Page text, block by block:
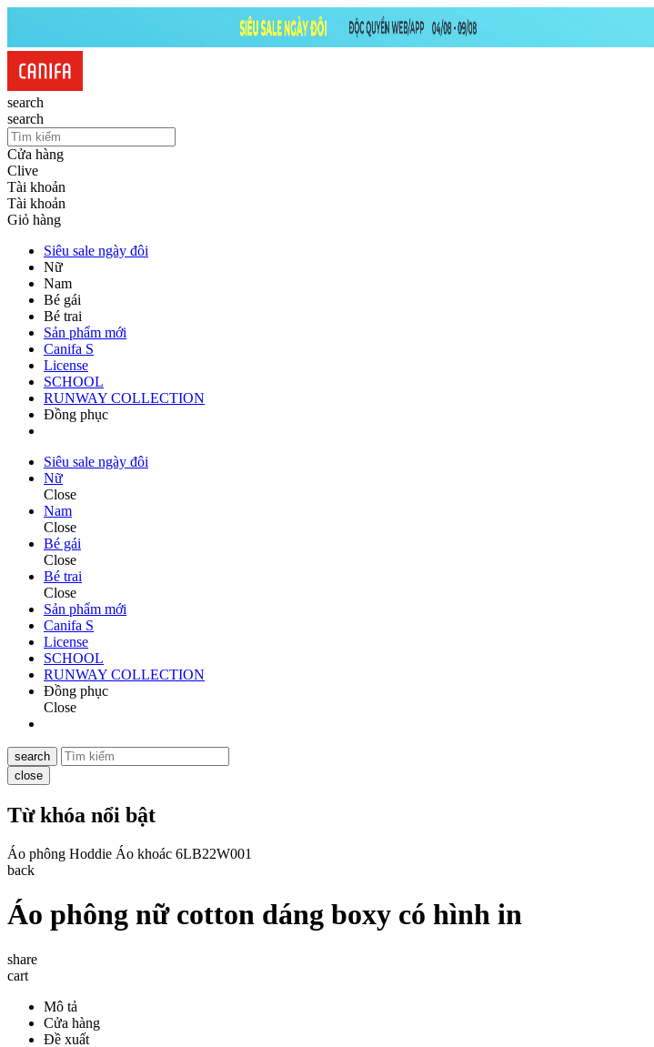
search
search
Cửa hàng
Clive
Tài khoản
Tài khoản
Giỏ hàng
Siêu sale ngày đôi
Nữ
Nam
Bé gái
Bé trai
Sản phẩm mới
Canifa S
License
SCHOOL
RUNWAY COLLECTION
Đồng phục
Siêu sale ngày đôi
Nữ
Close
Nam
Close
Bé gái
Close
Bé trai
Close
Sản phẩm mới
Canifa S
License
SCHOOL
RUNWAY COLLECTION
Đồng phục
Close
search
close
Từ khóa nổi bật
Áo phông Hoddie Áo khoác 6LB22W001
back
Áo phông nữ cotton dáng boxy có hình in
share
cart
Mô tả
Cửa hàng
Đề xuất